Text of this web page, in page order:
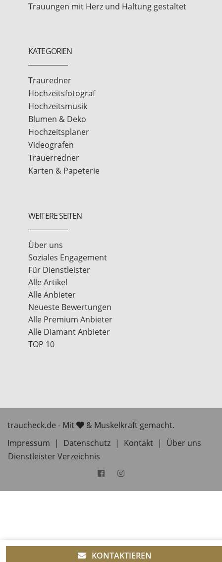
Diese Website verwendet Cookies um Dir ein besseres
KONTAKTIEREN
Trauungen mit Herz und Haltung gestaltet
KATEGORIEN
Trauredner
Hochzeitsfotograf
Hochzeitsmusik
Blumen & Deko
Hochzeitsplaner
Videografen
Trauerredner
Karten & Papeterie
WEITERE SEITEN
Über uns
Soziales Engagement
Für Dienstleister
Alle Artikel
Alle Anbieter
Neueste Bewertungen
Alle Premium Anbieter
Alle Diamant Anbieter
TOP 10
traucheck.de - Mit
& Muskelkraft gemacht.
Impressum
| Datenschutz | Kontakt |
Über uns
Dienstleister Verzeichnis